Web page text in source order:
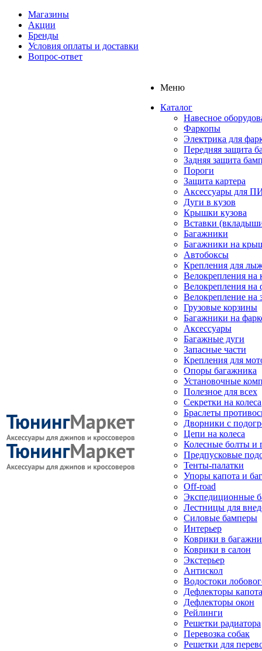
Магазины
Акции
Бренды
Условия оплаты и доставки
Вопрос-ответ
Меню
Каталог
Навесное
Фаркопы
Электрика для
Передняя защита
Задняя защита
Пороги
Защита картера
Аксессуары для
Дуги в кузов
Крышки кузова
Вставки
Багажники
Багажники на
Автобоксы
Крепления для
Велокрепления
Велокрепления на
Велокрепление на
Грузовые корзины
Багажники на
Аксессуары
Багажные дуги
Запасные части
Крепления для
Опоры багажника
Установочные
Полезное для всех
Секретки на колеса
Браслеты
Дворники с
Цепи на колеса
Колесные болты и
Предпусковые
Тенты-палатки
Упоры капота и
Off-road
Экспедиционные
Лестницы для
Силовые бамперы
Интерьер
Коврики в
Коврики в салон
Экстерьер
Антискол
Водостоки
Дефлекторы капота
Дефлекторы окон
Рейлинги
Решетки радиатора
Перевозка собак
Решетки для